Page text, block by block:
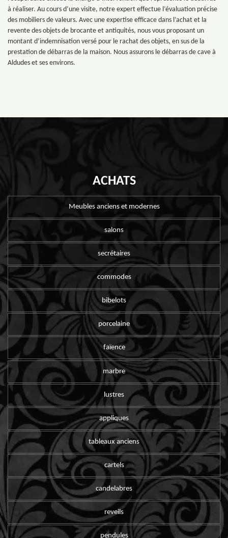
à réaliser. Au cours d’une visite, notre expert effectue l’évaluation précise
des mobiliers de valeurs. Avec une expertise efficace dans l’achat et la
revente des objets de brocante et antiquités, nous vous proposant un
montant d’indemnisation versé pour le rachat des objets, en sus de la
prestation de débarras de la maison. Nous assurons le débarras de cave à
Aldudes et ses environs.
ACHATS
Meubles anciens et modernes
salons
secrétaires
commodes
bibelots
porcelaine
faïence
marbre
lustres
appliques
tableaux anciens
cartels
candelabres
reveils
pendules